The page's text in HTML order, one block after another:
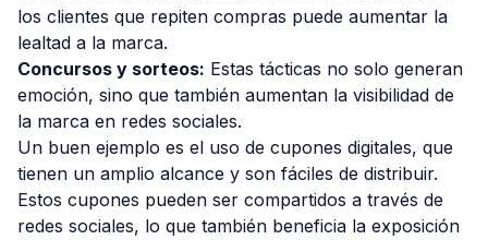
los clientes que repiten compras puede aumentar la
lealtad a la marca.
Concursos y sorteos: Estas tácticas no solo generan
emoción, sino que también aumentan la visibilidad de
la marca en redes sociales.
Un buen ejemplo es el uso de cupones digitales, que
tienen un amplio alcance y son fáciles de distribuir.
Estos cupones pueden ser compartidos a través de
redes sociales, lo que también beneficia la exposición